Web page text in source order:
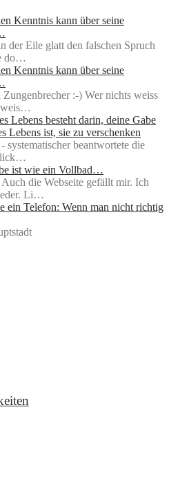
Kenntnis kann über seine
der Eile glatt den falschen Spruch
do…
Kenntnis kann über seine
Zungenbrecher :-) Wer nichts weiss
weis…
Lebens besteht darin, deine Gabe
Lebens ist, sie zu verschenken
systematischer beantwortete die
ist wie ein Vollbad…
die Webseite gefällt mir. Ich
Li…
ein Telefon: Wenn man nicht richtig